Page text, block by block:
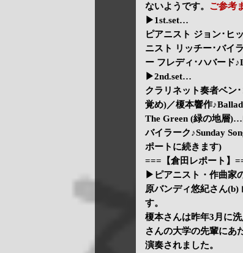
ないようです。 ご参考
▶1st.set…
ピアニスト ジョン･ヒ
ニスト リッチー･バイ
ー フレディ･ハバード
▶2nd.set…
クラリネット奏者ベン
覚め)／榎本響作
The Green (緑の地層
バイラーク♪Sunday
ポートに続きます)
===【倉田レポート】
▶ピアニスト・作曲家
原バンディ悠紀さん
す。
榎本さんは昨年3月に
さんの大学の先輩にあ
演奏されました。